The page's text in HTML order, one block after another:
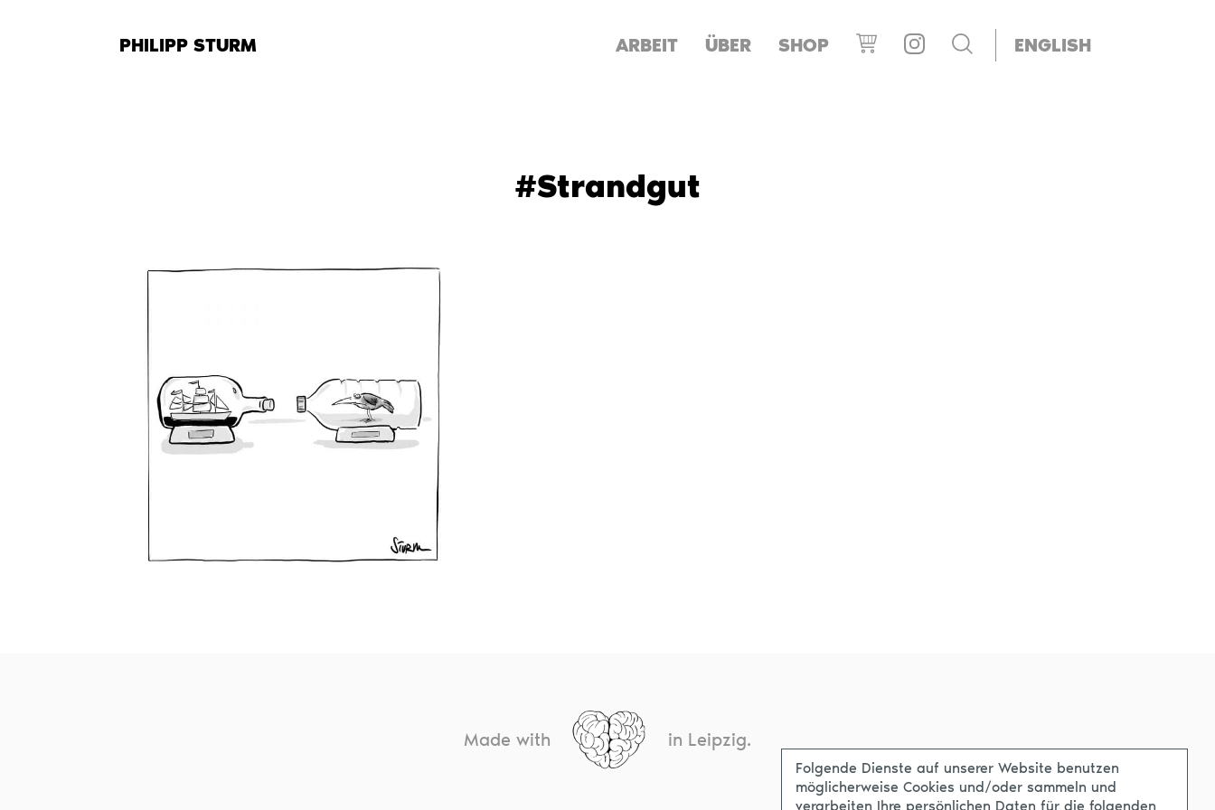
PHILIPP STURM ARBEIT ÜBER SHOP ENGLISH
#Strandgut
Made with in Leipzig.
Folgende Dienste auf unserer Website benutzen
möglicherweise Cookies und/oder sammeln und
verarbeiten Ihre persönlichen Daten für die folgenden